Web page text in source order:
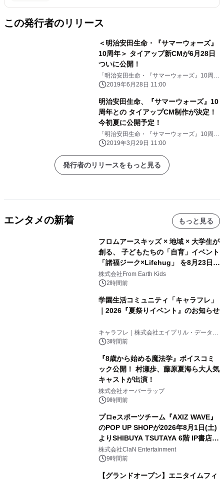
この発行者のリリース
＜明治安田生命・『サマーウォーズ』
10周年＞ タイアップ新CMが6月28日
ついに公開！
「明治安田生命・『サマーウォーズ』10周
年」PR事務局
2019年6月28日 11:00
明治安田生命、『サマーウォーズ』10
周年との タイアップCM制作が決定！
今初夏に公開予定！
「明治安田生命・『サマーウォーズ』10周
年」PR事務局
2019年3月29日 11:00
発行者のリリースをもっと見る
エンタメの新着 もっと見る
フロムアースキッズ × 地域 × 大学生が
創る、 子どもたちの「自育」イベント
「諸福ジーク×Lifehug」 を8月23日
(日)開催
株式会社From Earth Kids
2時間前
学園生活コミュニティ「キャラフレ」
｜2026『夏祭りイベント』のお知らせ
キャラフレ｜株式会社エイプリル・データ・
デザインズ
3時間前
『8歳から始める魔法学』ボイスコミ
ック公開！ 村瀬歩、藤原夏海ら大人気
キャストが出演！
株式会社オーバーラップ
9時間前
プロeスポーツチーム『AXIZ WAVE』
のPOP UP SHOPが2026年8月1日(土)
よりSHIBUYA TSUTAYA 6階 IP書店で
開催決定！！
株式会社ClaN Entertainment
9時間前
【グランドオープン】エニタイムフィ